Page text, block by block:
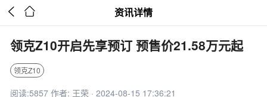
  资讯详情
领克Z10开启先享预订 预售价21.58万元起
领克Z10
阅读:5857 作者: 王荣 · 2024-08-15 17:36:21